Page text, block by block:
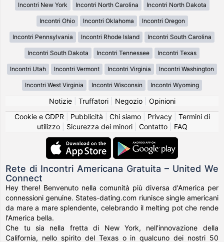
Incontri New York Incontri North Carolina Incontri North Dakota
Incontri Ohio Incontri Oklahoma Incontri Oregon
Incontri Pennsylvania Incontri Rhode Island Incontri South Carolina
Incontri South Dakota Incontri Tennessee Incontri Texas
Incontri Utah Incontri Vermont Incontri Virginia Incontri Washington
Incontri West Virginia Incontri Wisconsin Incontri Wyoming
Notizie| Truffatori| Negozio| Opinioni
Cookie e GDPR
Pubblicità Chi siamo| Privacy| Termini di
utilizzo| Sicurezza dei minori| Contatto| FAQ
Rete di Incontri Americana Gratuita – United We
Connect
Hey there! Benvenuto nella comunità più diversa d'America per
connessioni genuine. States-dating.com riunisce single americani
da mare a mare splendente, celebrando il melting pot che rende
l'America bella.
Che tu sia nella fretta di New York, nell'innovazione della
California, nello spirito del Texas o in qualcuno dei nostri 50